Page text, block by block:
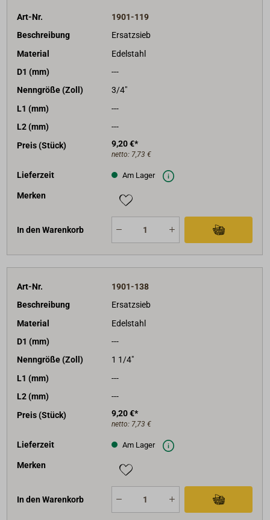
Art-Nr.
1901-119
Beschreibung
Ersatzsieb
Material
Edelstahl
D1 (mm)
---
Nenngröße (Zoll)
3/4"
L1 (mm)
---
L2 (mm)
---
Preis (Stück)
9,20 €*
netto: 7,73 €
Lieferzeit Am Lager
Merken
In den Warenkorb
Art-Nr.
1901-138
Beschreibung
Ersatzsieb
Material
Edelstahl
D1 (mm)
---
Nenngröße (Zoll)
1 1/4"
L1 (mm)
---
L2 (mm)
---
Preis (Stück)
9,20 €*
netto: 7,73 €
Lieferzeit Am Lager
Merken
In den Warenkorb